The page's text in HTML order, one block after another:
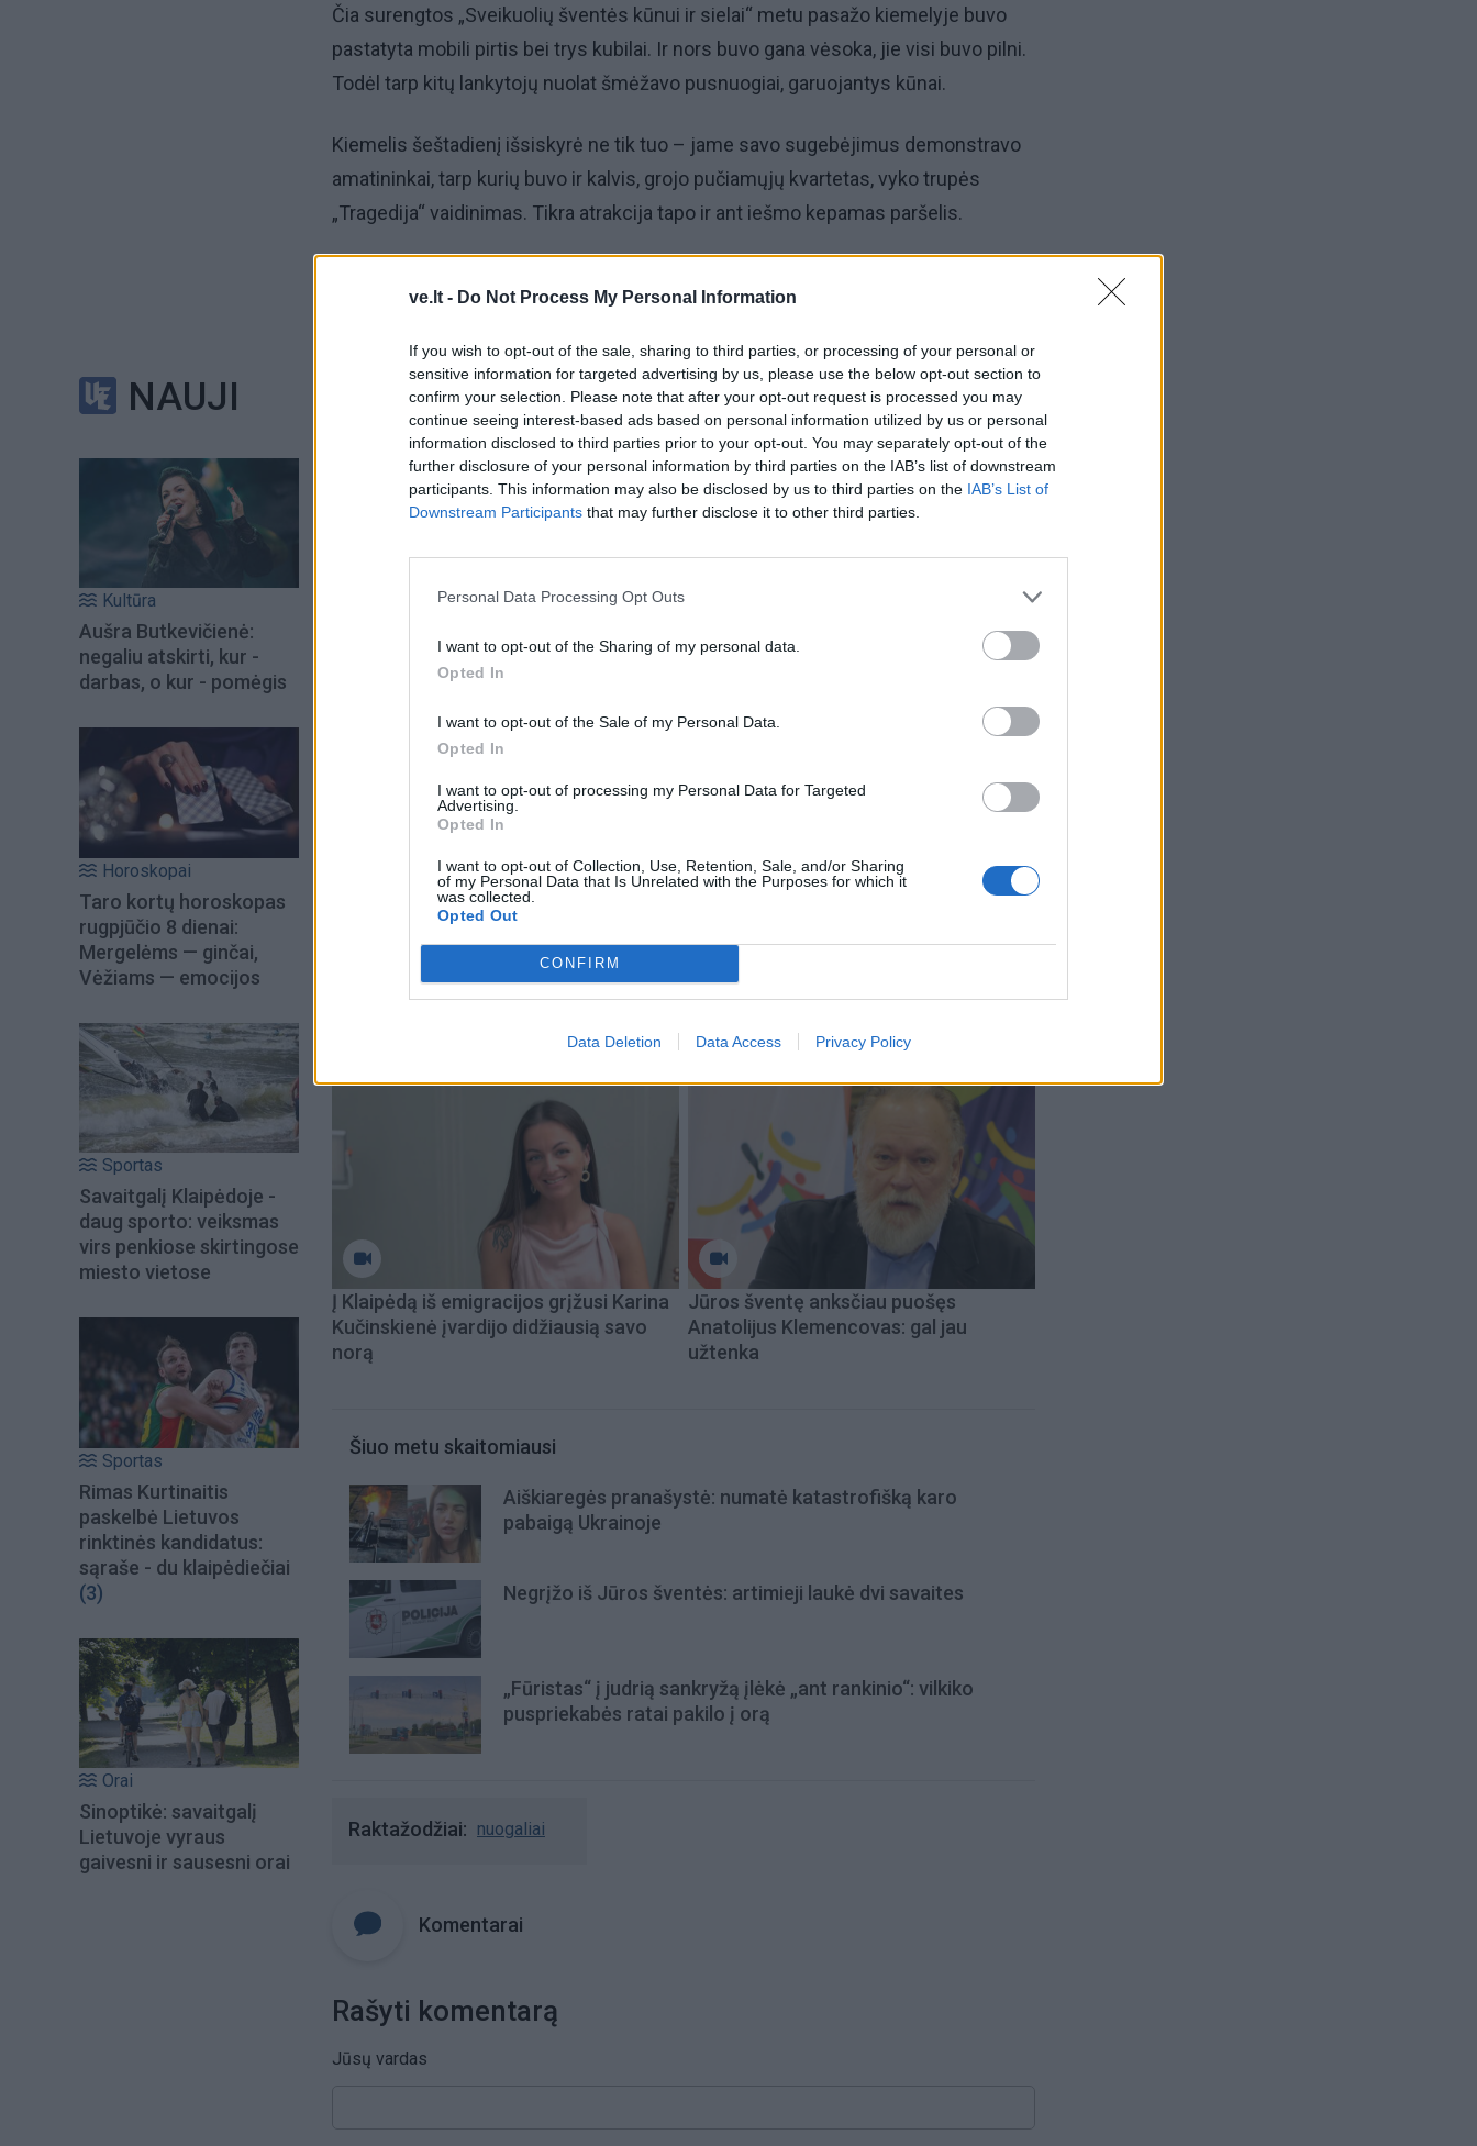
ve.lt - Do Not Process My Personal Information
If you wish to opt-out of the sale, sharing to third parties, or processing of your personal or
sensitive information for targeted advertising by us, please use the below opt-out section to
confirm your selection. Please note that after your opt-out request is processed you may
continue seeing interest-based ads based on personal information utilized by us or personal
information disclosed to third parties prior to your opt-out. You may separately opt-out of the
further disclosure of your personal information by third parties on the IAB’s list of downstream
participants. This information may also be disclosed by us to third parties on the IAB’s List of
Downstream Participants that may further disclose it to other third parties.
Personal Data Processing Opt Outs
I want to opt-out of the Sharing of my personal data.
Opted In
I want to opt-out of the Sale of my Personal Data.
Opted In
I want to opt-out of processing my Personal Data for Targeted
Advertising.
Opted In
I want to opt-out of Collection, Use, Retention, Sale, and/or Sharing
of my Personal Data that Is Unrelated with the Purposes for which it
was collected.
Opted Out
CONFIRM
Data Deletion Data Access Privacy Policy
NAUJI
Kultūra
Aušra Butkevičienė:
negaliu atskirti, kur -
darbas, o kur - pomėgis
Horoskopai
Taro kortų horoskopas
rugpjūčio 8 dienai:
Mergelėms — ginčai,
Vėžiams — emocijos
Sportas
Savaitgalį Klaipėdoje -
daug sporto: veiksmas
virs penkiose skirtingose
miesto vietose
Sportas
Rimas Kurtinaitis
paskelbė Lietuvos
rinktinės kandidatus:
sąraše - du klaipėdiečiai
(3)
Orai
Sinoptikė: savaitgalį
Lietuvoje vyraus
gaivesni ir sausesni orai
Čia surengtos „Sveikuolių šventės kūnui ir sielai“ metu pasažo kiemelyje buvo
pastatyta mobili pirtis bei trys kubilai. Ir nors buvo gana vėsoka, jie visi buvo pilni.
Todėl tarp kitų lankytojų nuolat šmėžavo pusnuogiai, garuojantys kūnai.
Kiemelis šeštadienį išsiskyrė ne tik tuo – jame savo sugebėjimus demonstravo
amatininkai, tarp kurių buvo ir kalvis, grojo pučiamųjų kvartetas, vyko trupės
„Tragedija“ vaidinimas. Tikra atrakcija tapo ir ant iešmo kepamas paršelis.
Friedricho pasažas - pilnas nuogalių
+8
Į Klaipėdą iš emigracijos grįžusi Karina
Kučinskienė įvardijo didžiausią savo
norą
Jūros šventę anksčiau puošęs
Anatolijus Klemencovas: gal jau
užtenka
Šiuo metu skaitomiausi
Aiškiaregės pranašystė: numatė katastrofišką karo
pabaigą Ukrainoje
Negrįžo iš Jūros šventės: artimieji laukė dvi savaites
„Fūristas“ į judrią sankryžą įlėkė „ant rankinio“: vilkiko
puspriekabės ratai pakilo į orą
Raktažodžiai nuogaliai
Komentarai
Rašyti komentarą
Jūsų vardas